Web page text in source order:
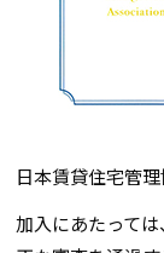
日本賃貸住宅管
加入にあたって